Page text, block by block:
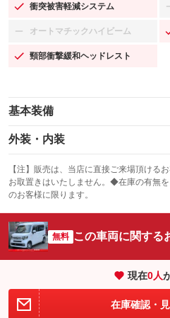
衝突被害軽減システム
：装備あり
オートマチックハイビーム
：装備なし
頸部衝撃緩和ヘッドレスト
：装備あり
基本装備
エアバッグ：運転席/助手席
：装備あり
：装備あり
サンルーフ
：装備なし
エアコン
：装備あり
リフトアップ
：装備なし
ダウンヒルアシストコントロール
：装備あり
アイドリングストップ
：装備あり
外装・内装
カーナビ
：装備なし
TV
：装備なし
オーディオ
ビジュアル
：装備なし
革シート
：装備なし
キーレス
【注】販売は、当店に直接ご来場頂ける
お取置きはいたしません。◆在庫の有無
のお客様に限ります。
無料 この車両に関する
現在0人
在庫確認・